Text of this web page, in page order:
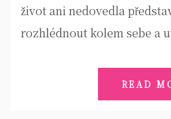
život ani nedovedla
rozhlédnout kolem sebe a
READ